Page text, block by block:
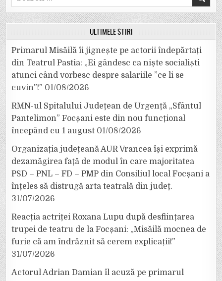
for:
ULTIMELE ȘTIRI
Primarul Misăilă îi jignește pe actorii îndepărtați
din Teatrul Pastia: „Ei gândesc ca niște socialiști
atunci când vorbesc despre salariile ”ce li se
cuvin”!” 01/08/2026
RMN-ul Spitalului Județean de Urgență „Sfântul
Pantelimon” Focșani este din nou funcțional
începând cu 1 august 01/08/2026
Organizația județeană AUR Vrancea își exprimă
dezamăgirea față de modul în care majoritatea
PSD – PNL – FD – PMP din Consiliul local Focșani a
înțeles să distrugă arta teatrală din județ.
31/07/2026
Reacția actriței Roxana Lupu după desființarea
trupei de teatru de la Focșani: „Misăilă mocnea de
furie că am îndrăznit să cerem explicații!”
31/07/2026
Actorul Adrian Damian îl acuză pe primarul